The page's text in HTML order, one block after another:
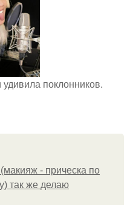
поклонников.
- прическа по
так же делаю